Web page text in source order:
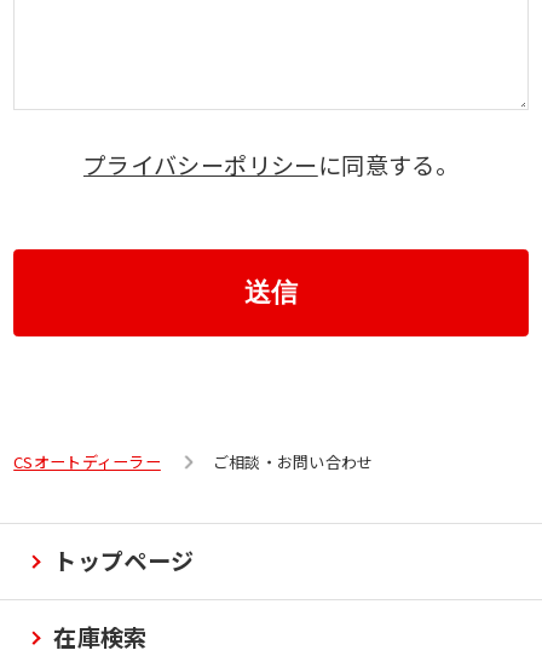
プライバシーポリシーに同意する。
送信
CSオートディーラー ご相談・お問い合わせ
トップページ
在庫検索